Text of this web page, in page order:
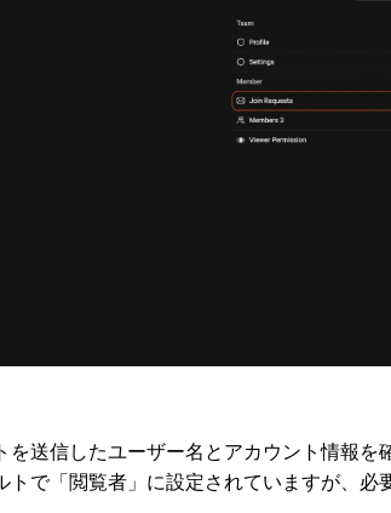
を送信したユーザー名とアカウント情報を
トで「閲覧者」に設定されていますが、